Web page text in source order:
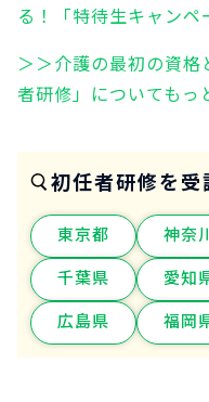
る！「特待生キャンペ
＞＞介護の最初の資
者研修」についてもっ
初任者研修を
東京都 神奈
千葉県
愛知
広島県
福岡